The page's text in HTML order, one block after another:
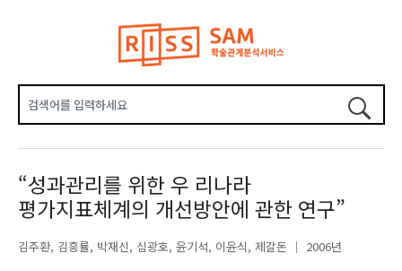
“성과관리를 위한 우 리나라
평가지표체계의 개선방안에 관한 연구”
김주환 김흥률 박재신 심광호 윤기석 이윤식 제갈돈 2006년